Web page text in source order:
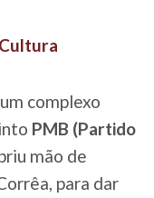
complexo
PMB (Partido
mão de
para dar